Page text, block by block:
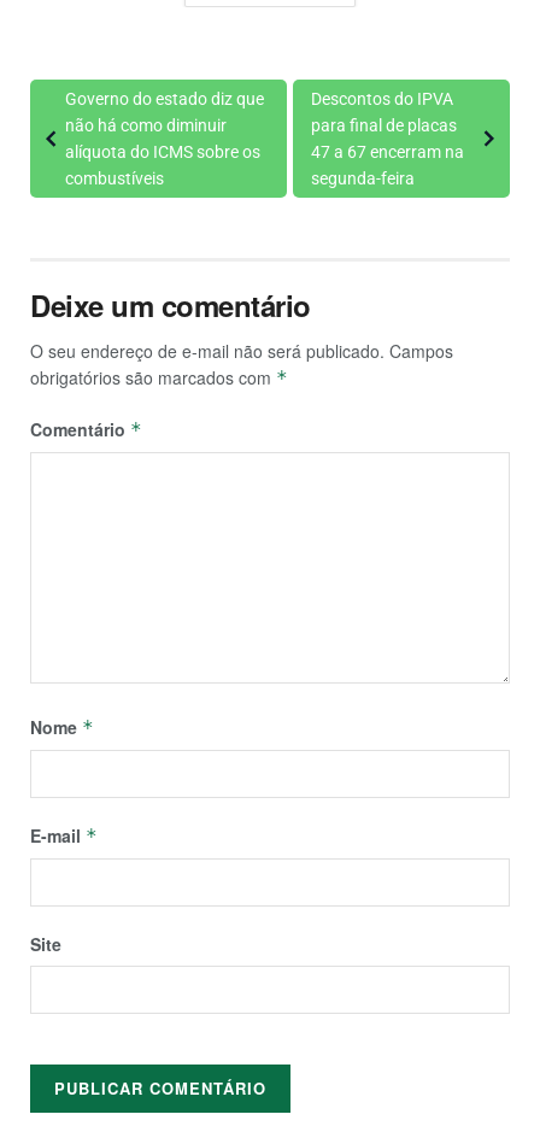
Governo do estado diz que
não há como diminuir
alíquota do ICMS sobre os
combustíveis
Descontos do IPVA
para final de placas
47 a 67 encerram na
segunda-feira
Deixe um comentário
O seu endereço de e-mail não será publicado. Campos
obrigatórios são marcados com *
Comentário *
Nome *
E-mail *
Site